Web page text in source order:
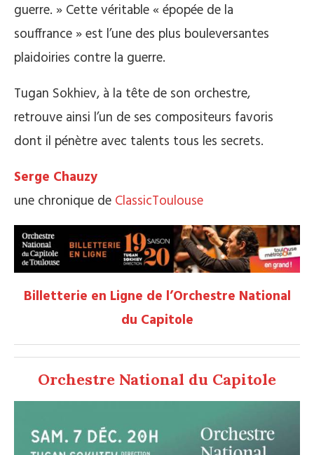
guerre. » Cette véritable « épopée de la
souffrance » est l’une des plus bouleversantes
plaidoiries contre la guerre.
Tugan Sokhiev, à la tête de son orchestre,
retrouve ainsi l’un de ses compositeurs favoris
dont il pénètre avec talents tous les secrets.
Serge Chauzy
une chronique de ClassicToulouse
Billetterie en Ligne de l’Orchestre National
du Capitole
Orchestre National du Capitole